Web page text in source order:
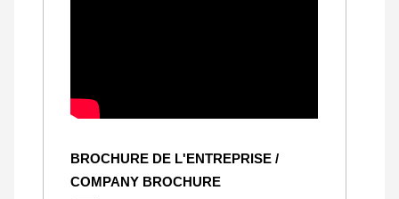
BROCHURE DE L'ENTREPRISE /
COMPANY BROCHURE